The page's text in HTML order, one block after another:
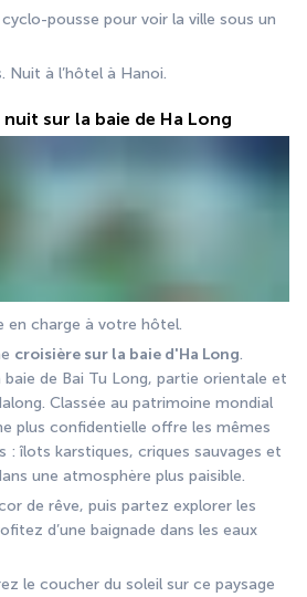
pousse pour voir la ville sous un
Nuit à l’hôtel à Hanoi.
sur la baie de Ha Long
en charge à votre hôtel.
croisière sur la baie d'Ha Long.
de Bai Tu Long, partie orientale et
Classée au patrimoine mondial
plus confidentielle offre les mêmes
: îlots karstiques, criques sauvages et
une atmosphère plus paisible.
de rêve, puis partez explorer les
d’une baignade dans les eaux
le coucher du soleil sur ce paysage